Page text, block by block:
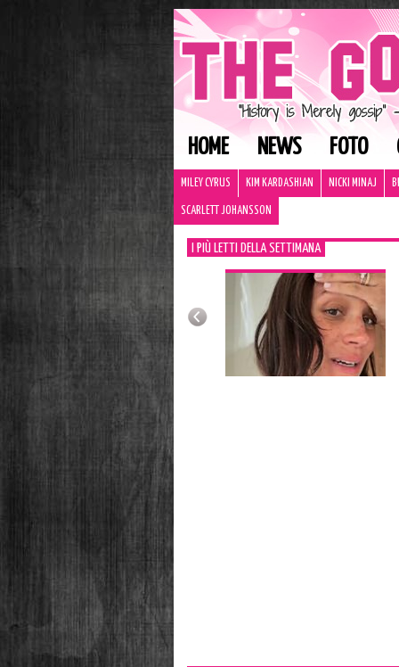
HOME NEWS FOTO
MILEY CYRUS KIM KARDASHIAN NICKI MINAJ
SCARLETT JOHANSSON
I PIÙ LETTI DELLA SETTIMANA